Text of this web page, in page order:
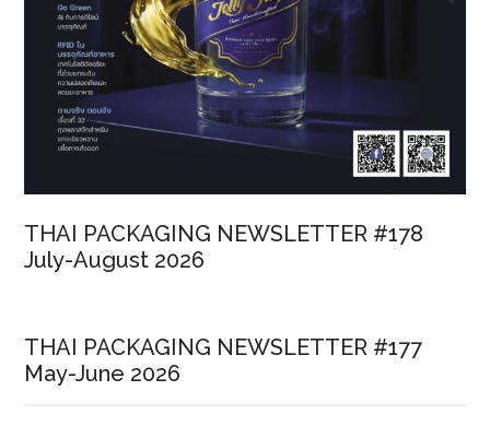
THAI PACKAGING NEWSLETTER #178
July-August 2026
THAI PACKAGING NEWSLETTER #177
May-June 2026